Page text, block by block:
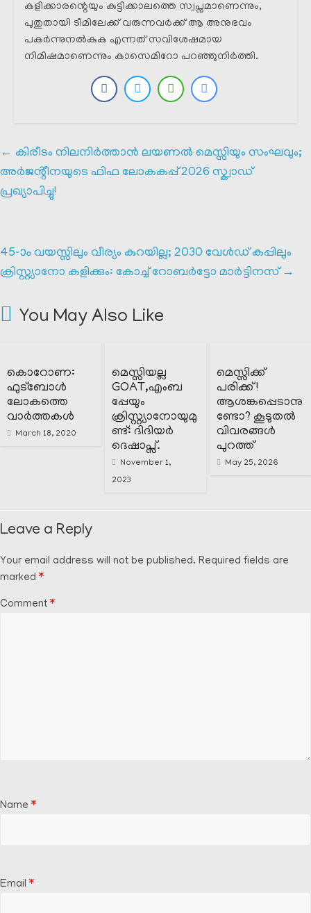
കളിക്കാരന്റെയും കുട്ടിക്കാലത്തെ സ്വപ്നമാണെന്നും,
പുതുതായി ടീമിലേക്ക് വരുന്നവർക്ക് ആ അനുഭവം
പകർന്നുനൽകുക എന്നത് സവിശേഷമായ
നിമിഷമാണെന്നും കാസെമിറോ പറഞ്ഞുനിർത്തി.
← കിരീടം നിലനിർത്താൻ ലയണൽ മെസ്സിയും സംഘവും;
അർജൻ്റീനയുടെ ഫിഫ ലോകകപ്പ് 2026 സ്ക്വാഡ്
പ്രഖ്യാപിച്ചു!
45-ാം വയസ്സിലും വീര്യം കുറയില്ല; 2030 വേൾഡ് കപ്പിലും
ക്രിസ്റ്റ്യാനോ കളിക്കും: കോച്ച് റോബർട്ടോ മാർട്ടിനസ് →
You May Also Like
കൊറോണ:
ഫുട്ബോൾ
ലോകത്തെ
വാർത്തകൾ
March 18, 2020
മെസ്സിയല്ല
GOAT,എംബ
പ്പേയും
ക്രിസ്റ്റ്യാനോയുമു
ണ്ട്: ദിദിയർ
ദെഷാപ്സ്.
November 1,
2023
മെസ്സിക്ക്
പരിക്ക് !
ആശങ്കപ്പെടാനു
ണ്ടോ? കൂടുതൽ
വിവരങ്ങൾ
പുറത്ത്
May 25, 2026
Leave a Reply
Your email address will not be published. Required fields are
marked *
Comment *
Name *
Email *